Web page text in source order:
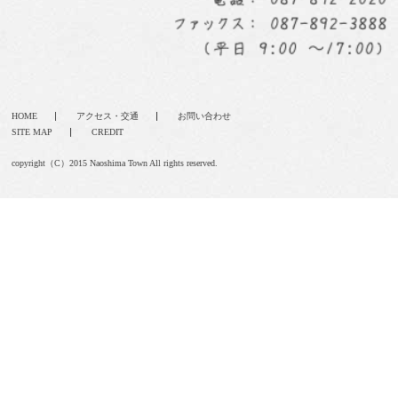
HOME アクセス・交通
お問い合わせ
SITE MAP
CREDIT
copyright（C）2015 Naoshima Town All rights reserved.